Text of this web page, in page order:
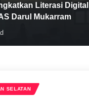
Literasi Digital
Darul Mukarram
SELATAN